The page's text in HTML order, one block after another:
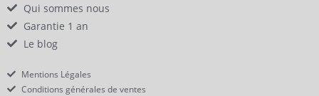
Qui sommes nous
Garantie 1 an
Le blog
Mentions Légales
Conditions générales de ventes